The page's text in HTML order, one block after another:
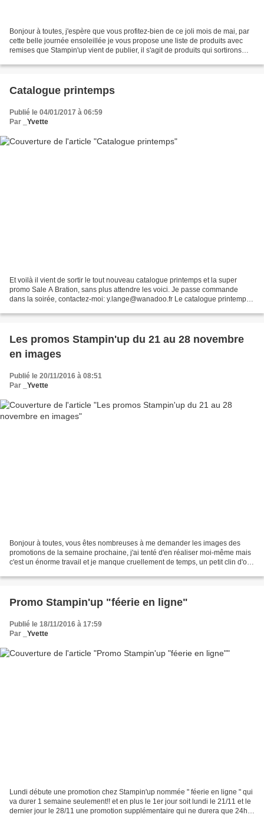
Bonjour à toutes, j'espère que vous profitez-bien de ce joli mois de mai, par
cette belle journée ensoleillée je vous propose une liste de produits avec
remises que Stampin'up vient de publier, il s'agit de produits qui sortirons
Catalogue printemps
Publié le 04/01/2017 à 06:59
Par
_Yvette
Et voilà il vient de sortir le tout nouveau catalogue printemps et la super
promo Sale A Bration, sans plus attendre les voici. Je passe commande
dans la soirée, contactez-moi: y.lange@wanadoo.fr Le catalogue printemps/
Les promos Stampin'up du 21 au 28 novembre
en images
Publié le 20/11/2016 à 08:51
Par
_Yvette
Bonjour à toutes, vous êtes nombreuses à me demander les images des
promotions de la semaine prochaine, j'ai tenté d'en réaliser moi-même mais
c'est un énorme travail et je manque cruellement de temps, un petit clin d'oeil
Promo Stampin'up "féerie en ligne"
Publié le 18/11/2016 à 17:59
Par
_Yvette
Lundi débute une promotion chez Stampin'up nommée " féerie en ligne " qui
va durer 1 semaine seulement!! et en plus le 1er jour soit lundi le 21/11 et le
dernier jour le 28/11 une promotion supplémentaire qui ne durera que 24h à